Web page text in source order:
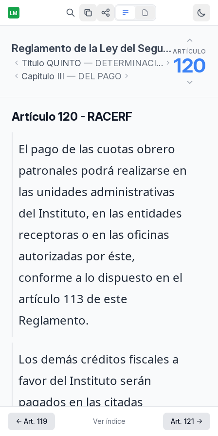
LM
Reglamento de la Ley del Seguro Social en materia de Afiliación, Clasificación de Empresas, Recaudación y Fiscalización
Titulo QUINTO — DETERMINACIÓN Y PAGO DE CUOTAS
Capitulo III — DEL PAGO
ARTÍCULO
120
Artículo 120 - RACERF
Párrafo 1
El pago de las cuotas obrero
patronales podrá realizarse en
las unidades administrativas
del Instituto, en las entidades
receptoras o en las oficinas
autorizadas por éste,
conforme a lo dispuesto en el
artículo 113 de este
Reglamento.
Párrafo 2
Los demás créditos fiscales a
favor del Instituto serán
pagados en las citadas
unidades administrativas.
← Art. 119 Ver índice Art. 121 →